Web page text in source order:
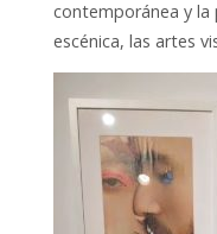
contemporánea y la
escénica, las artes